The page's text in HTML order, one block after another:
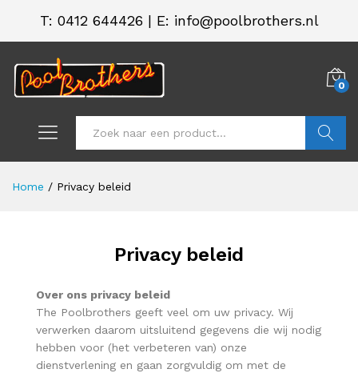
T: 0412 644426 | E: info@poolbrothers.nl
0
Home / Privacy beleid
Privacy beleid
Over ons privacy beleid
The Poolbrothers geeft veel om uw privacy. Wij
verwerken daarom uitsluitend gegevens die wij nodig
hebben voor (het verbeteren van) onze
dienstverlening en gaan zorgvuldig om met de